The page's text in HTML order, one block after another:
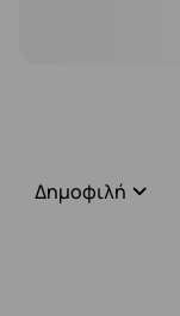
Δημοφιλή